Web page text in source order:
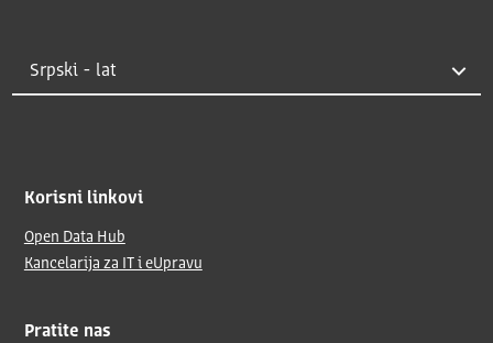
Korisni linkovi
Open Data Hub
Kancelarija za IT i eUpravu
Pratite nas